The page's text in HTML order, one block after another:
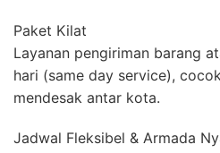
Paket Kilat
Layanan pengiriman barang
hari (same day service),
mendesak antar kota.
Jadwal Fleksibel & Armada